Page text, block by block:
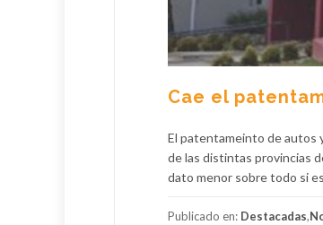
Cae el
El patentameinto de autos
de las distintas provincias
dato menor sobre todo si
Publicado en: Destacadas,